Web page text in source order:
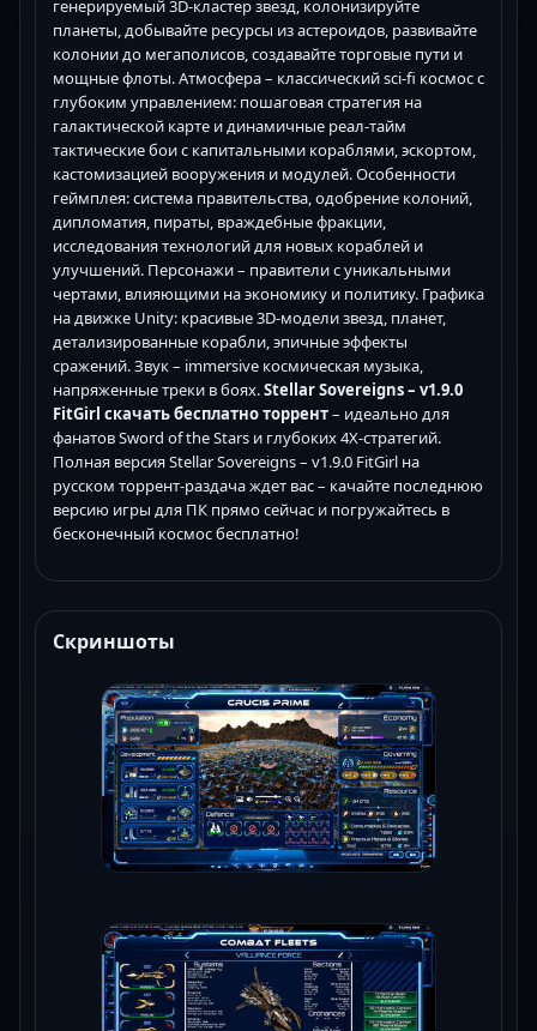
генерируемый 3D-кластер звезд, колонизируйте
планеты, добывайте ресурсы из астероидов, развивайте
колонии до мегаполисов, создавайте торговые пути и
мощные флоты. Атмосфера – классический sci-fi космос с
глубоким управлением: пошаговая стратегия на
галактической карте и динамичные реал-тайм
тактические бои с капитальными кораблями, эскортом,
кастомизацией вооружения и модулей. Особенности
геймплея: система правительства, одобрение колоний,
дипломатия, пираты, враждебные фракции,
исследования технологий для новых кораблей и
улучшений. Персонажи – правители с уникальными
чертами, влияющими на экономику и политику. Графика
на движке Unity: красивые 3D-модели звезд, планет,
детализированные корабли, эпичные эффекты
сражений. Звук – immersive космическая музыка,
напряженные треки в боях.Stellar Sovereigns – v1.9.0
FitGirl скачать бесплатно торрент– идеально для
фанатов Sword of the Stars и глубоких 4X-стратегий.
Полная версия Stellar Sovereigns – v1.9.0 FitGirl на
русском торрент-раздача ждет вас – качайте последнюю
версию игры для ПК прямо сейчас и погружайтесь в
бесконечный космос бесплатно!
Скриншоты